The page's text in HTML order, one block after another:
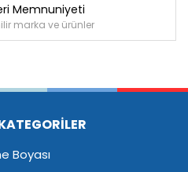
Memnuniyeti
marka ve ürünler
Boyası